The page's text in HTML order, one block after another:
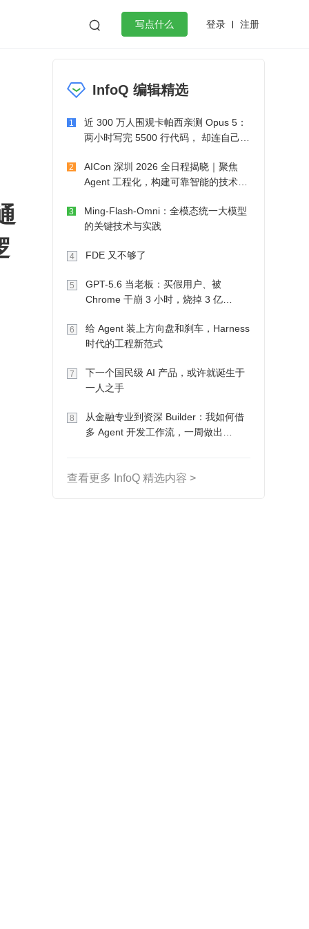
 写点什么 登录 注册
微服务架构 flutter
InfoQ 编辑精选
1
近 300 万人围观卡帕西亲测 Opus 5：
两小时写完 5500 行代码， 却连自己写
2
AICon 深圳 2026 全日程揭晓｜聚焦
Agent 工程化，构建可靠智能的技术路
3
Ming-Flash-Omni：全模态统一大模型
的关键技术与实践
4 FDE 又不够了
5
GPT-5.6 当老板：买假用户、被
Chrome 干崩 3 小时，烧掉 3 亿
6
给 Agent 装上方向盘和刹车，Harness
时代的工程新范式
7
下一个国民级 AI 产品，或许就诞生于
一人之手
8
从金融专业到资深 Builder：我如何借
多 Agent 开发工作流，一周做出
查看更多 InfoQ 精选内容 >